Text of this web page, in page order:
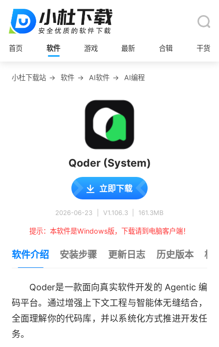
首页 软件 游戏 最新 合辑 干货
小杜下载站 → 软件 → AI软件 → AI编程
Qoder (System)
立即下载
2026-06-23 V1.106.3 161.3MB
提示：本软件是Windows版，下载请到电脑客户端！
软件介绍 安装步骤 更新日志 历史版本 相
Qoder是一款面向真实软件开发的 Agentic 编
码平台。通过增强上下文工程与智能体无缝结合，
全面理解你的代码库，并以系统化方式推进开发任
务。